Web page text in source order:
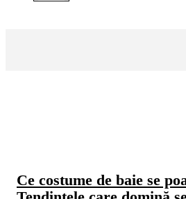
Ce costume de baie se